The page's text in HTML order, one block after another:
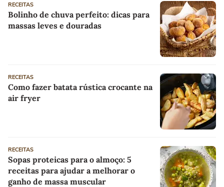
RECEITAS
Bolinho de chuva perfeito: dicas para
massas leves e douradas
RECEITAS
Como fazer batata rústica crocante na
air fryer
RECEITAS
Sopas proteicas para o almoço: 5
receitas para ajudar a melhorar o
ganho de massa muscular